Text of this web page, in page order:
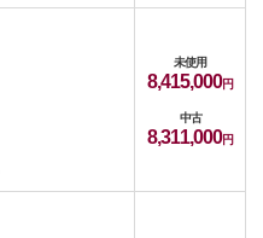
未使用
8,415,000
中古
8,311,000